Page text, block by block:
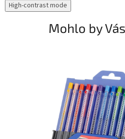
High-contrast mode
Mohlo by